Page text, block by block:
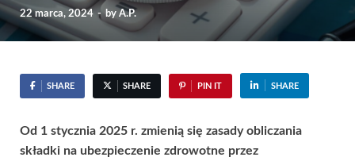
22 marca, 2024 - by A.P.
SHARE SHARE PIN IT SHARE
Od 1 stycznia 2025 r. zmienią się zasady obliczania
składki na ubezpieczenie zdrowotne przez